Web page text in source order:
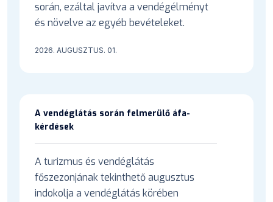
során, ezáltal javítva a vendégélményt
és növelve az egyéb bevételeket.
2026. AUGUSZTUS. 01.
A vendéglátás során felmerülő áfa-
kérdések
A turizmus és vendéglátás
főszezonjának tekinthető augusztus
indokolja a vendéglátás körében